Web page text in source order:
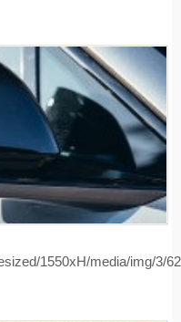
1550xH/media/img/3/